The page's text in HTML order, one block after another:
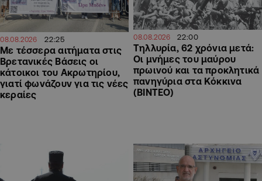
08.08.2026 22:25
Με τέσσερα αιτήματα στις
Βρετανικές Βάσεις οι
κάτοικοι του Ακρωτηρίου,
γιατί φωνάζουν για τις νέες
κεραίες
08.08.2026 22:00
Τηλλυρία, 62 χρόνια μετά:
Οι μνήμες του μαύρου
πρωινού και τα προκλητικά
πανηγύρια στα Κόκκινα
(ΒΙΝΤΕΟ)